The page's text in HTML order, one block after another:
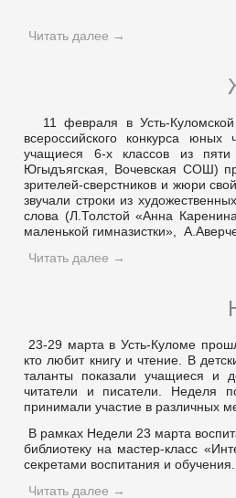
Читать далее →
11 февраля в Усть-
всероссийского конкурса
учащиеся 6-х классов из пяти
Югыдъягская, Вочевская СОШ)
зрителей-сверстников и жюри
звучали строки из
слова (Л.Толстой «Анна
маленькой гимназистки»,
Читать далее →
23-29 марта в Усть-Куломе
кто любит книгу и чтение. В
таланты показали учащиеся и
читатели и писатели. Неделя
принимали участие в различных
В рамках Недели 23 марта
библиотеку на мастер-класс
секретами воспитания и обучения.
Читать далее →